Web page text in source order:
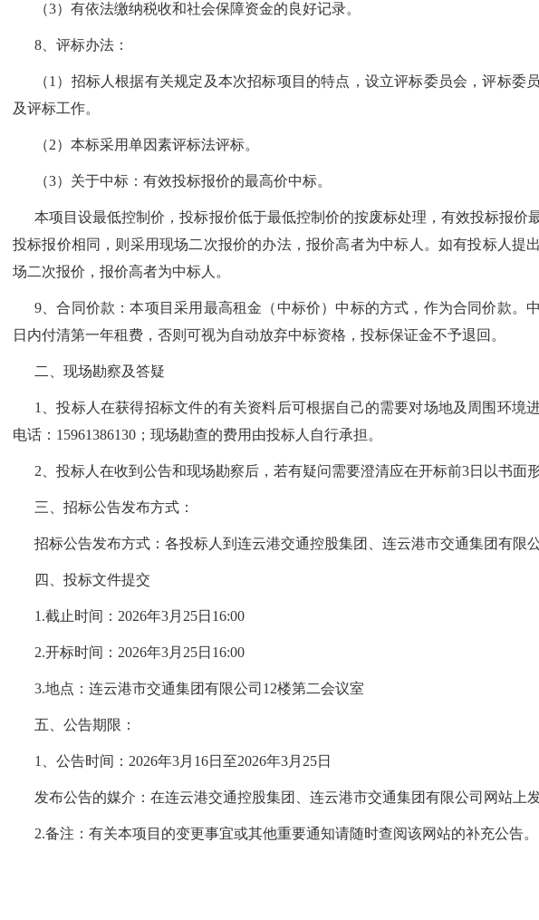
（3）有依法缴纳税收和社会保障资金的良好记录。
8、评标办法：
（1）招标人根据有关规定及本次招标项目的特点，设立评标委员会，评标委
及评标工作。
（2）本标采用单因素评标法评标。
（3）关于中标：有效投标报价的最高价中标。
本项目设最低控制价，投标报价低于最低控制价的按废标处理，有效投标报价
投标报价相同，则采用现场二次报价的办法，报价高者为中标人。如有投标人提
场二次报价，报价高者为中标人。
9、合同价款：本项目采用最高租金（中标价）中标的方式，作为合同价款。
日内付清第一年租费，否则可视为自动放弃中标资格，投标保证金不予退回。
二、现场勘察及答疑
1、投标人在获得招标文件的有关资料后可根据自己的需要对场地及周围环境
电话：15961386130；现场勘查的费用由投标人自行承担。
2、投标人在收到公告和现场勘察后，若有疑问需要澄清应在开标前3日以书面
三、招标公告发布方式：
招标公告发布方式：各投标人到连云港交通控股集团、连云港市交通集团有限
四、投标文件提交
1.截止时间：2026年3月25日16:00
2.开标时间：2026年3月25日16:00
3.地点：连云港市交通集团有限公司12楼第二会议室
五、公告期限：
1、公告时间：2026年3月16日至2026年3月25日
发布公告的媒介：在连云港交通控股集团、连云港市交通集团有限公司网站上发
2.备注：有关本项目的变更事宜或其他重要通知请随时查阅该网站的补充公告。